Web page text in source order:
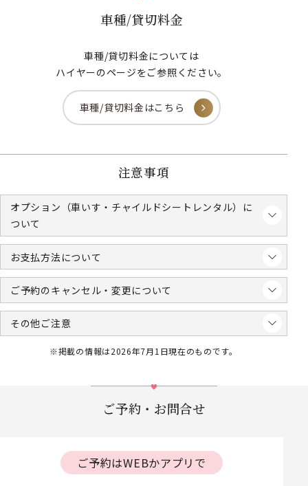
車種/貸切料金
車種/貸切料金については
ハイヤーのページをご参照ください。
車種/貸切料金はこちら
注意事項
オプション（車いす・チャイルドシートレンタル）に
ついて
お支払方法について
ご予約のキャンセル・変更について
その他ご注意
※掲載の情報は2026年7月1日現在のものです。
ご予約・お問合せ
ご予約はWEBかアプリで